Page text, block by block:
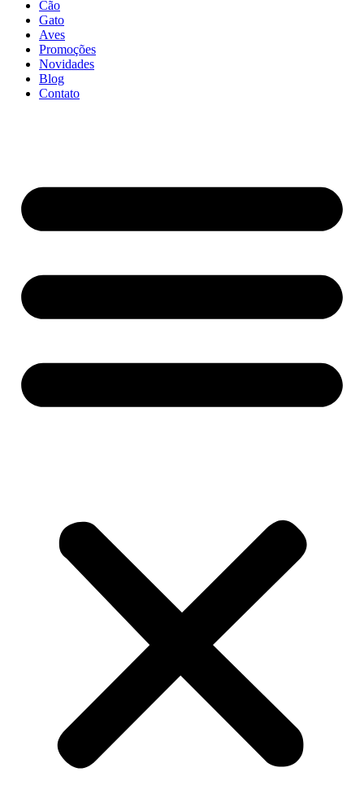
Cão
Gato
Aves
Promoções
Novidades
Blog
Contato